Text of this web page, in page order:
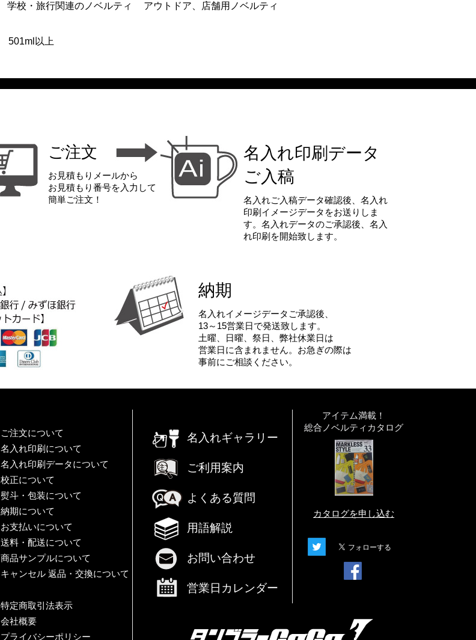
学校・旅行関連のノベルティ アウトドア、店舗用ノベルティ
501ml以上
ご注文
お見積もりメールから
お見積もり番号を入力して
簡単ご注文！
名入れ印刷データ
ご入稿
名入れご入稿データ確認後、名入れ
印刷イメージデータをお送りしま
す。名入れデータのご承認後、名入
れ印刷を開始致します。
納期
名入れイメージデータご承認後、
13～15営業日で発送致します。
土曜、日曜、祭日、弊社休業日は
営業日に含まれません。お急ぎの際は
事前にご相談ください。
ご注文について
名入れ印刷について
名入れ印刷データについて
校正について
熨斗・包装について
納期について
お支払いについて
送料・配送について
商品サンプルについて
キャンセル 返品・交換について
特定商取引法表示
会社概要
プライバシーポリシー
名入れギャラリー
ご利用案内
よくある質問
用語解説
お問い合わせ
営業日カレンダー
アイテム満載！
総合ノベルティカタログ
カタログを申し込む